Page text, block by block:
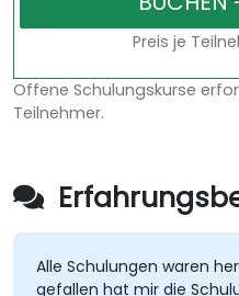
Preis je
Offene Schulungskurse
Teilnehmer.
Alle Schulungen waren
gefallen hat mir die